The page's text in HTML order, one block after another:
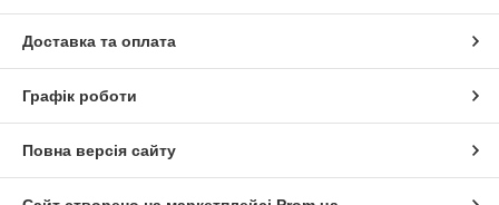
Доставка та оплата
Графік роботи
Повна версія сайту